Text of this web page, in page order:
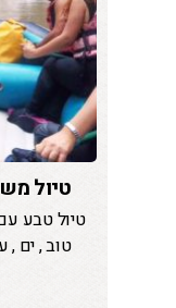
טיול
טיול טבע
טוב , ים ,